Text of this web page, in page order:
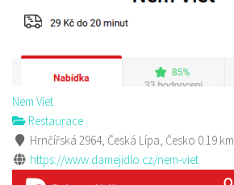
Nem Viet
Restaurace
Hrnčířská 2964, Česká Lípa, Česko 0.19 km
https://www.damejidlo.cz/nem-viet